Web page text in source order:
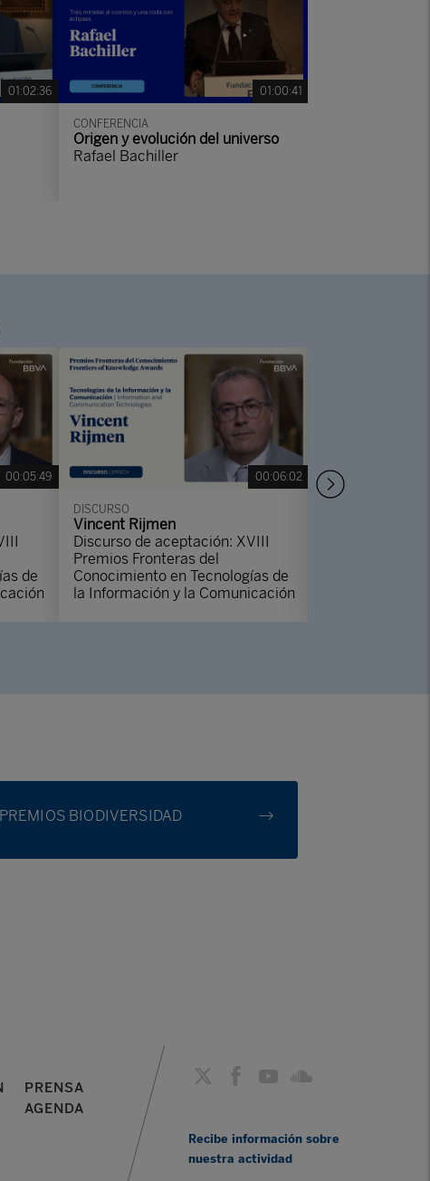
01:02:36 01:00:41
CONFERENCIA
Origen y evolución del universo
Rafael Bachiller
00:05:49
de
00:06:02
DISCURSO
Vincent Rijmen
Discurso de aceptación: XVIII
Premios Fronteras del
Conocimiento en Tecnologías de
la Información y la Comunicación
PREMIOS BIODIVERSIDAD
PRENSA
AGENDA
Recibe información sobre
nuestra actividad